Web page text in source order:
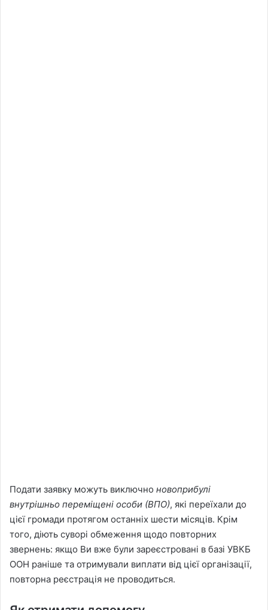
Подати заявку можуть виключно новоприбулі
внутрішньо переміщені особи (ВПО), які переїхали до
цієї громади протягом останніх шести місяців. Крім
того, діють суворі обмеження щодо повторних
звернень: якщо Ви вже були зареєстровані в базі УВКБ
ООН раніше та отримували виплати від цієї організації,
повторна реєстрація не проводиться.